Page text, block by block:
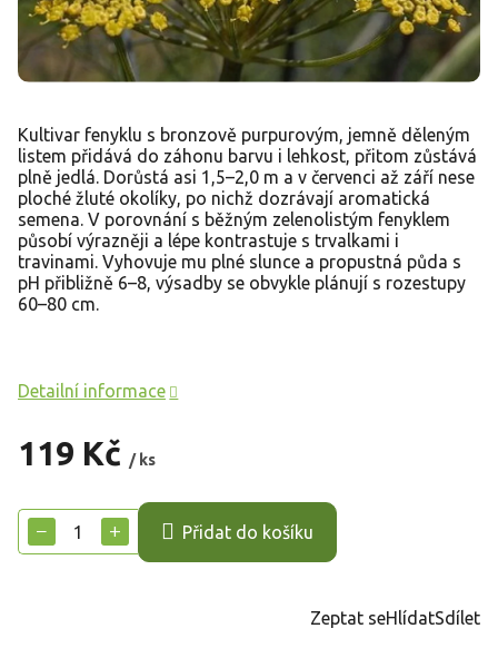
119 Kč / ks
cena:
+
− Přidat do košíku
Kultivar fenyklu s bronzově purpurovým, jemně děleným
listem přidává do záhonu barvu i lehkost, přitom zůstává
plně jedlá. Dorůstá asi 1,5–2,0 m a v červenci až září nese
ploché žluté okolíky, po nichž dozrávají aromatická
semena. V porovnání s běžným zelenolistým fenyklem
působí výrazněji a lépe kontrastuje s trvalkami i
travinami. Vyhovuje mu plné slunce a propustná půda s
pH přibližně 6–8, výsadby se obvykle plánují s rozestupy
60–80 cm.
Detailní informace
Zeptat seHlídatSdílet